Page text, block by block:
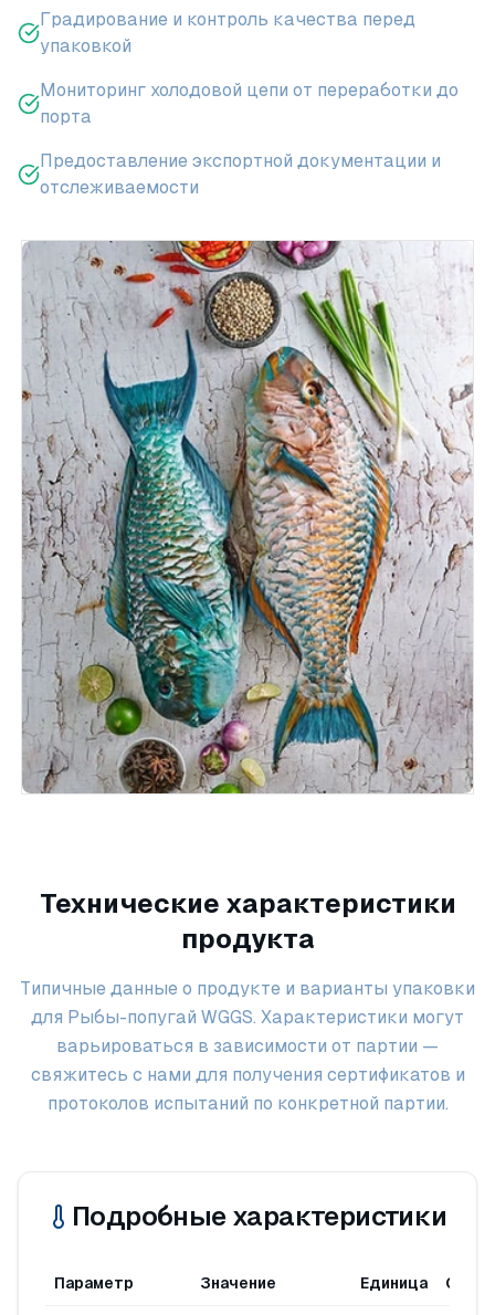
Градирование и контроль качества перед
упаковкой
Мониторинг холодовой цепи от переработки до
порта
Предоставление экспортной документации и
отслеживаемости
Технические характеристики
продукта
Типичные данные о продукте и варианты упаковки
для Рыбы-попугай WGGS. Характеристики могут
варьироваться в зависимости от партии —
свяжитесь с нами для получения сертификатов и
протоколов испытаний по конкретной партии.
Подробные характеристики
Параметр Значение Единица